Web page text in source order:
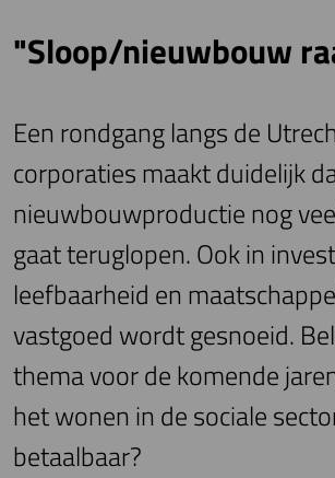
"Sloop/nieuwbouw
Een rondgang langs de
corporaties maakt duidelijk
nieuwbouwproductie nog
gaat teruglopen. Ook in
leefbaarheid en
vastgoed wordt gesnoeid.
thema voor de komende
het wonen in de sociale
betaalbaar?